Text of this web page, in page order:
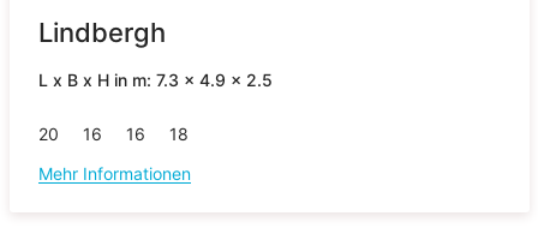
Lindbergh
L x B x H in m: 7.3 x 4.9 x 2.5
20 16 16
18
Mehr Informationen